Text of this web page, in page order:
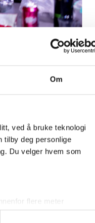
Om
ved å bruke teknologi
tilby deg personlige
Du velger hvem som
flere meter
med
unges kreativitet,
næringsliv. På
og relevans i